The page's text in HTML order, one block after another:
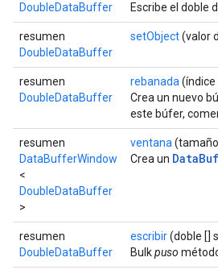
DoubleDataBuffer
Escribe el doble
resumen
DoubleDataBuffer
setObject(valor
resumen
DoubleDataBuffer
rebanada (índice
Crea un nuevo
este búfer,
resumen
DataBufferWindow
<
DoubleDataBuffer
>
ventana
Crea un
resumen
DoubleDataBuffer
escribir(doble []
Bulkpuso